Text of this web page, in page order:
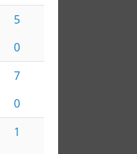
5
0
7
0
1